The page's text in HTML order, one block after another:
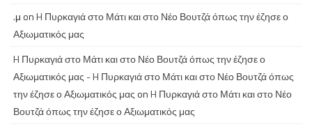
.μ onH Πυρκαγιά στο Μάτι και στο Νέο Βουτζά όπως την έζησε ο
Αξιωματικός μας
H Πυρκαγιά στο Μάτι και στο Νέο Βουτζά όπως την έζησε ο
Αξιωματικός μας - H Πυρκαγιά στο Μάτι και στο Νέο Βουτζά όπως
την έζησε ο Αξιωματικός μας onH Πυρκαγιά στο Μάτι και στο Νέο
Βουτζά όπως την έζησε ο Αξιωματικός μας